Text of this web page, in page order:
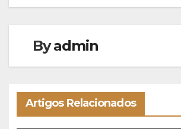
artigos
Byadmin
Artigos Relacionados